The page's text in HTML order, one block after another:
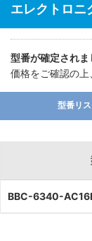
エレクトロニ
型番が確定されま
価格をご確認の
型番リス
BBC-6340-